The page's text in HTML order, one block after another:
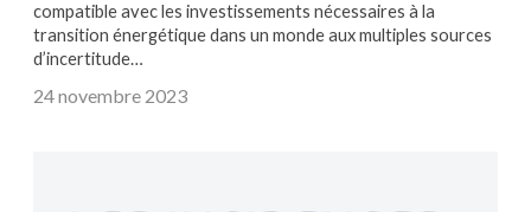
compatible avec les investissements nécessaires à la
transition énergétique dans un monde aux multiples sources
d’incertitude…
24 novembre 2023